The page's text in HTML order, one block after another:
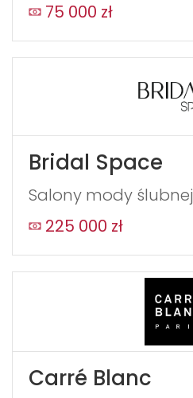
75 000 zł
Bridal Space
Salony mody ślubnej
225 000 zł
Carré Blanc